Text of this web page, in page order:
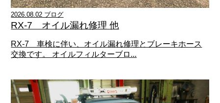
2026.08.02 ブログ
RX-7 オイル漏れ修理 他
RX-7 車検に伴い、オイル漏れ修理とブレーキホース
交換です。 オイルフィルターブロ...